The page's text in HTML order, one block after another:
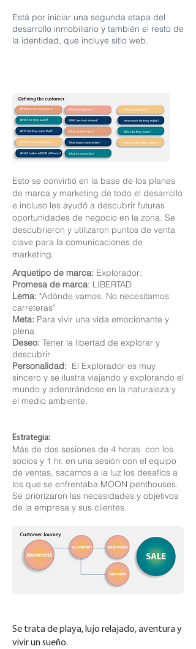
Está por iniciar una segunda etapa del
desarrollo inmobiliario y también el resto de
la identidad, que incluye sitio web.
Esto se convirtió en la base de los planes
de marca y marketing de todo el desarrollo
e incluso les ayudó a descubrir futuras
oportunidades de negocio en la zona. Se
descubrieron y utilizaron puntos de venta
clave para la comunicaciones de
marketing.
Arquetipo de marca: Explorador:
Promesa de marca: LIBERTAD
Lema: "Adónde vamos. No necesitamos
carreteras"
Meta: Para vivir una vida emocionante y
plena
Deseo: Tener la libertad de explorar y
descubrir
Personalidad: El Explorador es muy
sincero y se ilustra viajando y explorando el
mundo y adentrándose en la naturaleza y
el medio ambiente.
Estrategia:
Más de dos sesiones de 4 horas con los
socios y 1 hr. en una sesión con el equipo
de ventas, sacamos a la luz los desafíos a
los que se enfrentaba MOON penthouses.
Se priorizaron las necesidades y objetivos
de la empresa y sus clientes.
Se trata de playa, lujo relajado, aventura y
vivir un sueño.